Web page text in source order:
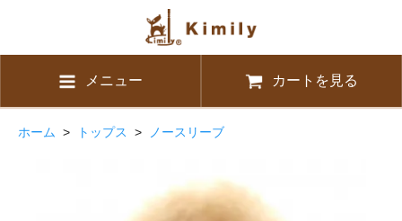
メニュー カートを見る
ホーム > トップス > ノースリーブ